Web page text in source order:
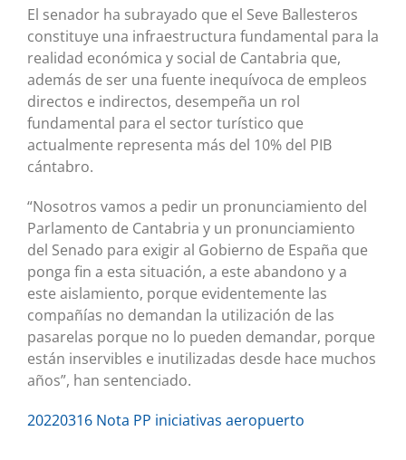
El senador ha subrayado que el Seve Ballesteros
constituye una infraestructura fundamental para la
realidad económica y social de Cantabria que,
además de ser una fuente inequívoca de empleos
directos e indirectos, desempeña un rol
fundamental para el sector turístico que
actualmente representa más del 10% del PIB
cántabro.
“Nosotros vamos a pedir un pronunciamiento del
Parlamento de Cantabria y un pronunciamiento
del Senado para exigir al Gobierno de España que
ponga fin a esta situación, a este abandono y a
este aislamiento, porque evidentemente las
compañías no demandan la utilización de las
pasarelas porque no lo pueden demandar, porque
están inservibles e inutilizadas desde hace muchos
años”, han sentenciado.
20220316 Nota PP iniciativas aeropuerto